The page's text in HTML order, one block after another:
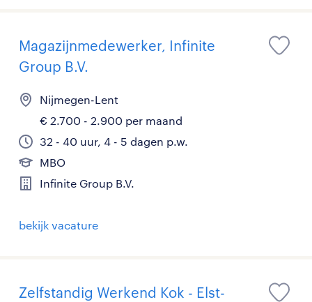
Magazijnmedewerker, Infinite
Group B.V.
Nijmegen-Lent
€ 2.700 - 2.900 per maand
32 - 40 uur, 4 - 5 dagen p.w.
MBO
Infinite Group B.V.
bekijk vacature
Zelfstandig Werkend Kok - Elst-